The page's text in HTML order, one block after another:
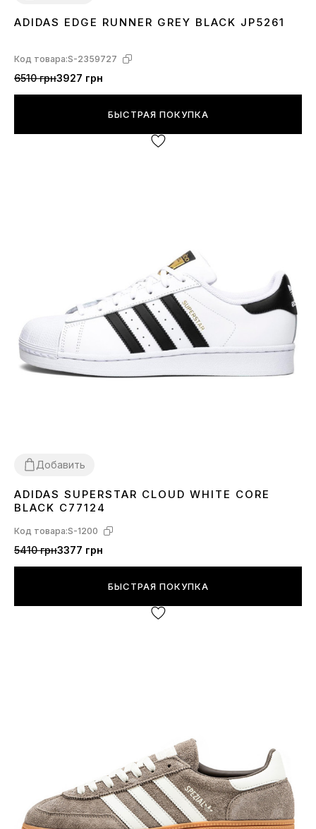
36 3738 39 40414243 44
ADIDAS EDGE RUNNER GREY BLACK JP5261
Код товара:S-2359727
6510 грн3927 грн
БЫСТРАЯ ПОКУПКА
Добавить
36 3738 40 41 424344 45
ADIDAS SUPERSTAR CLOUD WHITE CORE
BLACK C77124
Код товара:S-1200
5410 грн3377 грн
БЫСТРАЯ ПОКУПКА